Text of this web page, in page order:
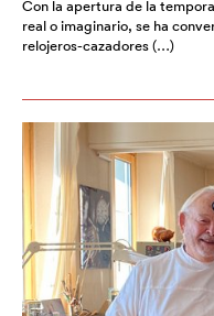
Con la apertura de la
real o imaginario, se ha
relojeros-cazadores (…)